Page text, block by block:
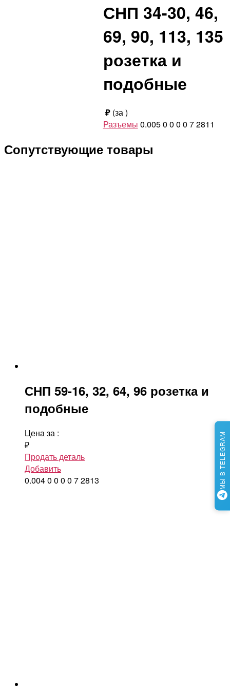
СНП 34-30, 46,
69, 90, 113, 135
розетка и
подобные
₽ (за)
Разъемы 0.0050 0 0 0 72811
Сопутствующие товары
СНП 59-16, 32, 64, 96 розетка и
подобные
Цена за :
₽
Продать деталь
Добавить
0.0040 0 0 0 72813 МЫ В TELEGRAM